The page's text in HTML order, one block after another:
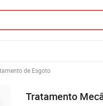
de Esgoto
Tratamento